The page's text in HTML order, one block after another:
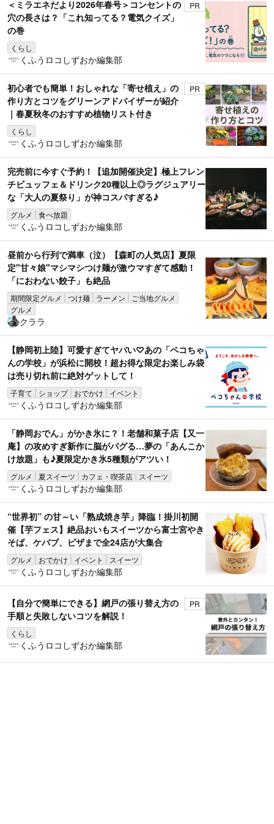
＜ミラエネだより2026年春号＞コンセントの
穴の長さは？「これ知ってる？電気クイズ」
の巻
くらし
PR
くふうロコしずおか編集部
初心者でも簡単！おしゃれな「寄せ植え」の
作り方とコツをグリーンアドバイザーが紹介
｜春夏秋冬のおすすめ植物リスト付き
くらし
PR
くふうロコしずおか編集部
完売前に今すぐ予約！【追加開催決定】極上フレン
チビュッフェ＆ドリンク20種以上◎ラグジュアリー
な「大人の夏祭り」が神コスパすぎる♪
グルメ 食べ放題
くふうロコしずおか編集部
昼前から行列で満車（泣）【森町の人気店】夏限
定"甘々娘"マシマシつけ麺が激ウマすぎて感動！
「におわない餃子」も絶品
期間限定グルメ つけ麺 ラーメン
ご当地グルメ
グルメ
クララ
【静岡初上陸】可愛すぎてヤバい♡あの「ペコちゃ
んの学校」が浜松に開校！超お得な限定お楽しみ袋
は売り切れ前に絶対ゲットして！
子育て ショップ おでかけ イベント
くふうロコしずおか編集部
「静岡おでん」がかき氷に？！老舗和菓子店【又一
庵】の攻めすぎ新作に脳がバグる…夢の「あんこか
け放題」も♪夏限定かき氷5種類がアツい！
グルメ 夏スイーツ カフェ・喫茶店 スイーツ
くふうロコしずおか編集部
“世界初” の甘～い「熟成焼き芋」降臨！掛川初開
催【芋フェス】絶品おいもスイーツから富士宮やき
そば、ケバブ、ピザまで全24店が大集合
グルメ おでかけ イベント スイーツ
くふうロコしずおか編集部
【自分で簡単にできる】網戸の張り替え方の
手順と失敗しないコツを解説！
くらし
PR
くふうロコしずおか編集部